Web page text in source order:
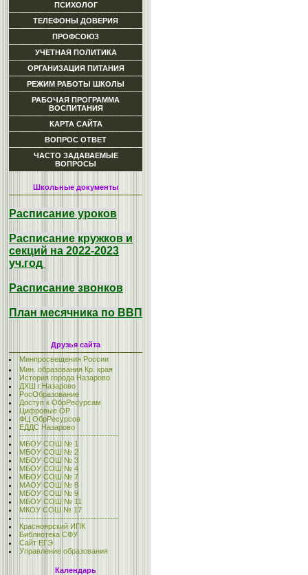
ПСИХОЛОГ
ТЕЛЕФОНЫ ДОВЕРИЯ
ПРОФСОЮЗ
УЧЕТНАЯ ПОЛИТИКА
ОРГАНИЗАЦИЯ ПИТАНИЯ
РЕЖИМ РАБОТЫ ШКОЛЫ
РАБОЧАЯ ПРОГРАММА
ВОСПИТАНИЯ
КАРТА САЙТА
ВОПРОС ОТВЕТ
ЧАСТО ЗАДАВАЕМЫЕ
ВОПРОСЫ
Школьные документы
Расписание уроков
Расписание кружков и
секций на 2022-2023
уч.год
Расписание звонков
План месячника по ВВП
Друзья сайта
Минпросвещения России
Мин. образования Кр. края
История города Назарово
ДХШ г.Назарово
РосОбразование
Доступ к ОбрРесурсам
Цифровые ОР
ФЦ ОбрРесурсов
ЕДДС Назарово
------------------------------------
МБОУ СОШ № 1
МБОУ СОШ № 2
МБОУ СОШ № 3
МБОУ СОШ № 4
МБОУ СОШ № 7
МАОУ СОШ № 8
МБОУ СОШ № 9
МБОУ СОШ № 11
МКОУ СОШ № 17
------------------------------------
Красноярский ИПК
Библиотека СФУ
Сайт ЕГЭ
Управление образования
Календарь